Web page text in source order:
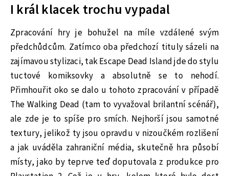
I král klacek trochu vypadal
Zpracování hry je bohužel na míle vzdálené svým
předchůdcům. Zatímco oba předchozí tituly sázeli na
zajímavou stylizaci, tak Escape Dead Island jde do stylu
tuctové komiksovky a absolutně se to nehodí.
Přimhouřit oko se dalo u tohoto zpracování v případě
The Walking Dead (tam to vyvažoval brilantní scénář),
ale zde je to spíše pro smích. Nejhorší jsou samotné
textury, jelikož ty jsou opravdu v nizoučkém rozlišení
a jak uváděla zahraniční média, skutečně hra působí
místy, jako by teprve teď doputovala z produkce pro